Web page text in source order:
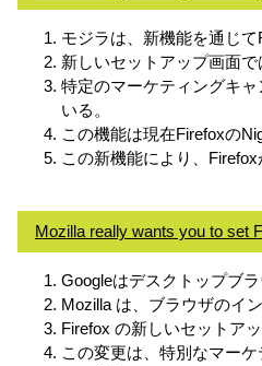
モジラは、新機能を通じ
新しいセットアップ画面
特定のマーケティングキ
いる。
この機能は現在Firefoxの
この新機能により、
Mozilla really wants you to set
Googleはデスクトップブ
Mozilla は、ブラウザのイ
Firefox の新しいセットア
この変更は、特別なマー